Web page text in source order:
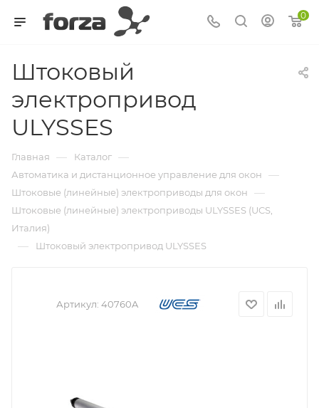
0
Штоковый
электропривод
ULYSSES
Главная — Каталог —
Автоматика и дистанционное управление для окон —
Штоковые (линейные) электроприводы для окон —
Штоковые (линейные) электроприводы ULYSSES (UCS,
Италия)
— Штоковый электропривод ULYSSES
Артикул: 40760A